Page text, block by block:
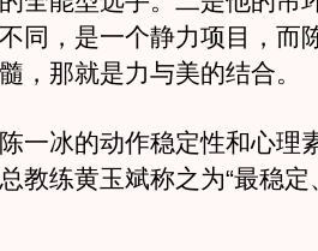
同，是一个静力项目，而
，那就是力与美的结合。
冰的动作稳定性和心理
教练黄玉斌称之为“最稳